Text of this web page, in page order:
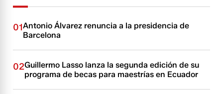
01Antonio Álvarez renuncia a la presidencia de
Barcelona
02Guillermo Lasso lanza la segunda edición de su
programa de becas para maestrías en Ecuador